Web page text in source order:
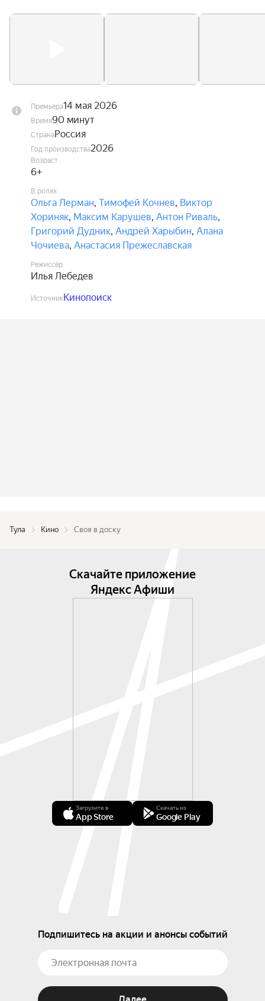
Премьера14 мая 2026
Время90 минут
СтранаРоссия
Год производства2026
Возраст
6+
В ролях
Ольга Лерман, Тимофей Кочнев, Виктор
Хориняк, Максим Карушев, Антон Риваль,
Григорий Дудник, Андрей Харыбин, Алана
Чочиева, Анастасия Прежеславская
Режиссёр
Илья Лебедев
ИсточникКинопоиск
Тула Кино Своя в доску
Скачайте приложение
Яндекс Афиши
Загрузите в
App Store
Скачать из
Google Play
Подпишитесь на акции и анонсы событий